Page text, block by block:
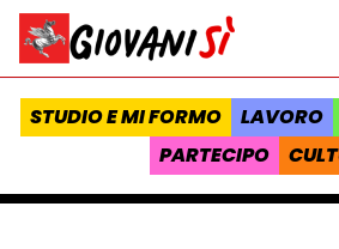
Vai al contenuto
Homepage Giovanisì - Progetto della
STUDIO E MI FORMO LAVORO
PARTECIPO